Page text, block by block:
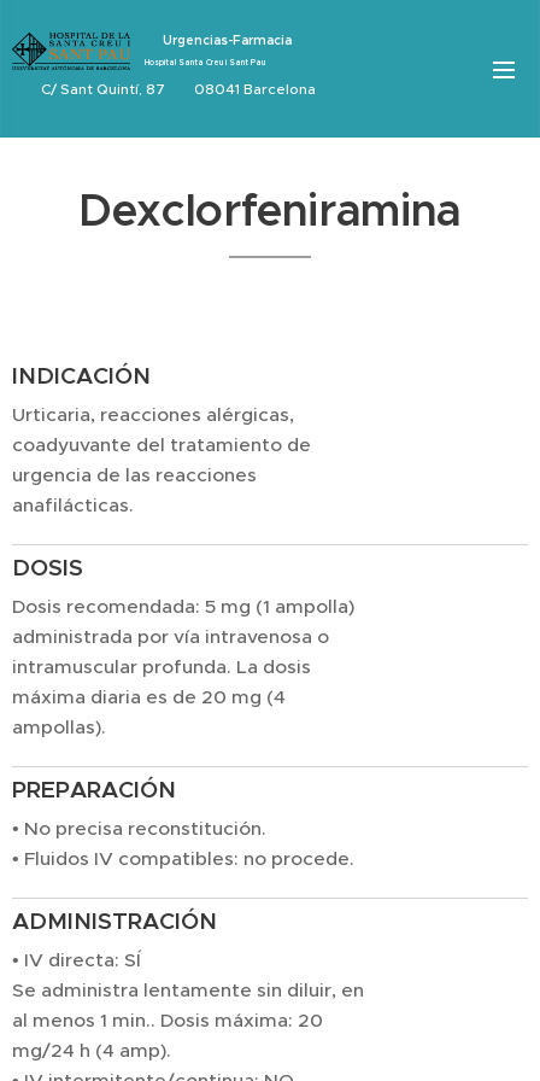
Urgencias-Farmacia
Hospital Santa Creu i Sant Pau
C/ Sant Quintí, 87 08041 Barcelona
Dexclorfeniramina
INDICACIÓN
Urticaria, reacciones alérgicas,
coadyuvante del tratamiento de
urgencia de las reacciones
anafilácticas.
DOSIS
Dosis recomendada: 5 mg (1 ampolla)
administrada por vía intravenosa o
intramuscular profunda. La dosis
máxima diaria es de 20 mg (4
ampollas).
PREPARACIÓN
• No precisa reconstitución.
• Fluidos IV compatibles: no procede.
ADMINISTRACIÓN
• IV directa: SÍ
Se administra lentamente sin diluir, en
al menos 1 min.. Dosis máxima: 20
mg/24 h (4 amp).